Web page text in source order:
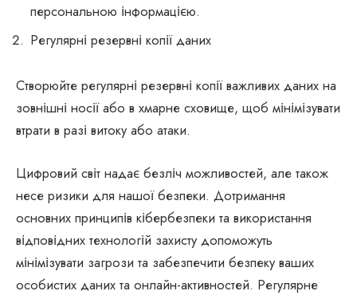
персональною інформацією.
Регулярні резервні копії даних
Створюйте регулярні резервні копії важливих даних на
зовнішні носії або в хмарне сховище, щоб мінімізувати
втрати в разі витоку або атаки.
Цифровий світ надає безліч можливостей, але також
несе ризики для нашої безпеки. Дотримання
основних принципів кібербезпеки та використання
відповідних технологій захисту допоможуть
мінімізувати загрози та забезпечити безпеку ваших
особистих даних та онлайн-активностей. Регулярне